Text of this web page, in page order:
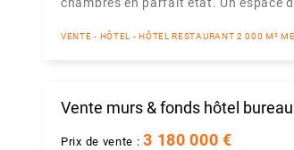
chambres en parfait état. Un espace
VENTE - HÔTEL - HÔTEL RESTAURANT 2 000 M²
Vente murs & fonds hôtel
Prix de vente :3 180 000 €